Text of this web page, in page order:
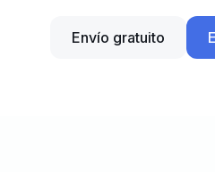
Envío gratuito